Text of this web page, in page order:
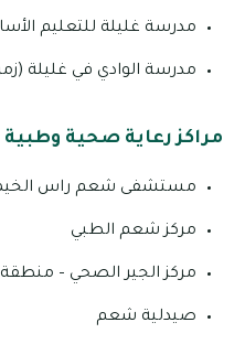
مدرسة غليلة ‏للتعليم
مدرسة الوادي في غليلة (زمن الوصول: 8
مراكز رعاية صحية
مستشفى شعم راس
مركز شعم الطبي
مركز الجير الصحي – منطقة
صيدلية شعم